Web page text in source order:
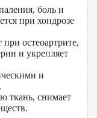
боль и
при хондрозе
при остеоартрите,
и укрепляет
и
ткань, снимает